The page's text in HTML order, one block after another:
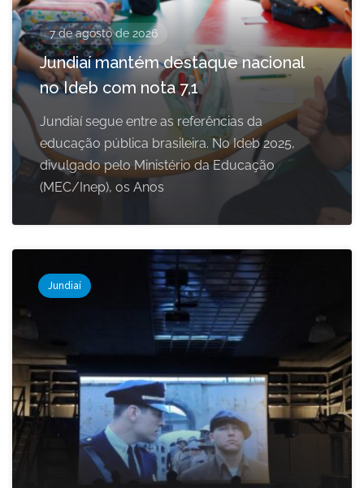
7 de agosto de 2026
Jundiaí mantém destaque nacional
no Ideb com nota 7,1
Jundiaí segue entre as referências da
educação pública brasileira. No Ideb 2025,
divulgado pelo Ministério da Educação
(MEC/Inep), os Anos
Jundiaí